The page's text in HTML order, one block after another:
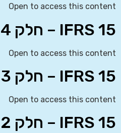
Open to access this content
IFRS 15 – חלק 4
Open to access this content
IFRS 15 – חלק 3
Open to access this content
IFRS 15 – חלק 2